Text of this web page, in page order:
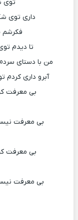
توی
داری توی
فکرشم
تا دیدم
من با دستای
آبرو داری کردم
بی معرفت
بی معرفت
بی معرفت
بی معرفت